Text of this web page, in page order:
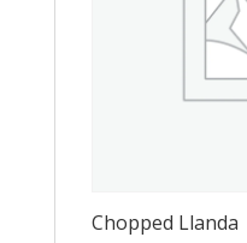
Chopped Llanda